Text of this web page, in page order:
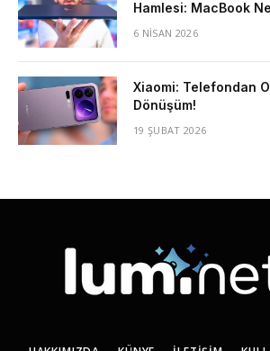
Hamlesi: MacBook
6 NISAN 2026
Xiaomi: Telefondan
Dönüşüm!
19 ŞUBAT 2026